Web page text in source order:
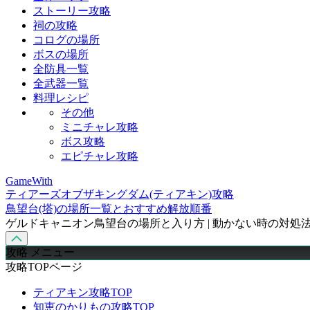
ストーリー攻略
祠の攻略
コログの場所
ボスの場所
全防具一覧
全武器一覧
料理レシピ
その他
ミニチャレ攻略
ボス攻略
エピチャレ攻略
GameWith
ティアーズオブザキングダム(ティアキン)攻略
鳥望台(塔)の場所一覧とおすすめ解放順番
ゲルドキャニオン鳥望台の場所と入り方 | 動かない時の対処
攻略 メニュー
攻略TOPページ
ティアキン攻略TOP
知恵のかりもの攻略TOP